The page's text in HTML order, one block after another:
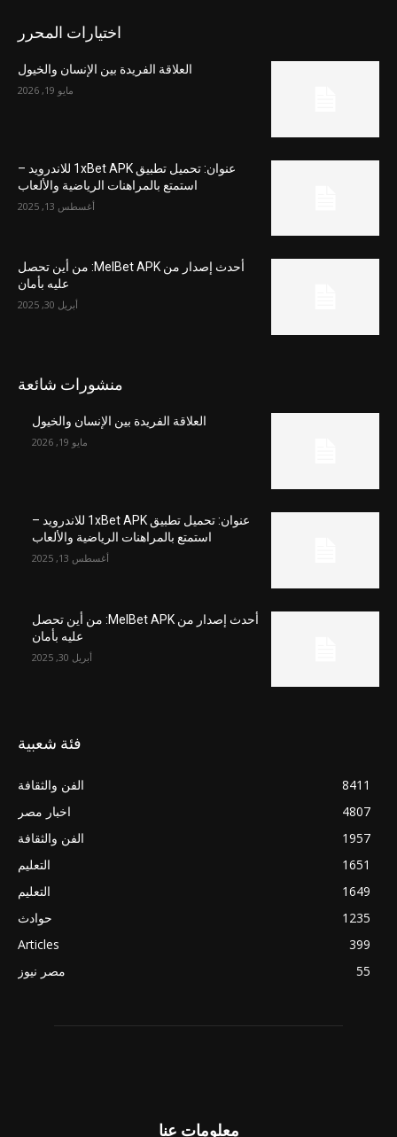
اختيارات المحرر
العلاقة الفريدة بين الإنسان والخيول
مايو 19, 2026
عنوان: تحميل تطبيق 1xBet APK للاندرويد –
استمتع بالمراهنات الرياضية والألعاب
أغسطس 13, 2025
أحدث إصدار من MelBet APK: من أين تحصل
عليه بأمان
أبريل 30, 2025
منشورات شائعة
العلاقة الفريدة بين الإنسان والخيول
مايو 19, 2026
عنوان: تحميل تطبيق 1xBet APK للاندرويد –
استمتع بالمراهنات الرياضية والألعاب
أغسطس 13, 2025
أحدث إصدار من MelBet APK: من أين تحصل
عليه بأمان
أبريل 30, 2025
فئة شعبية
الفن والثقافة
8411
اخبار مصر
4807
الفن والثقافة
1957
التعليم
1651
التعليم
1649
حوادث
1235
Articles
399
مصر نيوز
55
معلومات عنا